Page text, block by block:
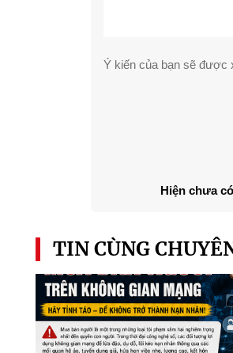
Ý kiến của bạn sẽ được
Hiện chưa
TIN CÙNG